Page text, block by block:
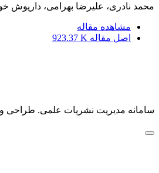
محمد نادری، علیرضا بهرامی، داریوش
مشاهده مقاله
اصل مقاله 923.37 K
سامانه مدیریت نشریات علمی. طراحی و